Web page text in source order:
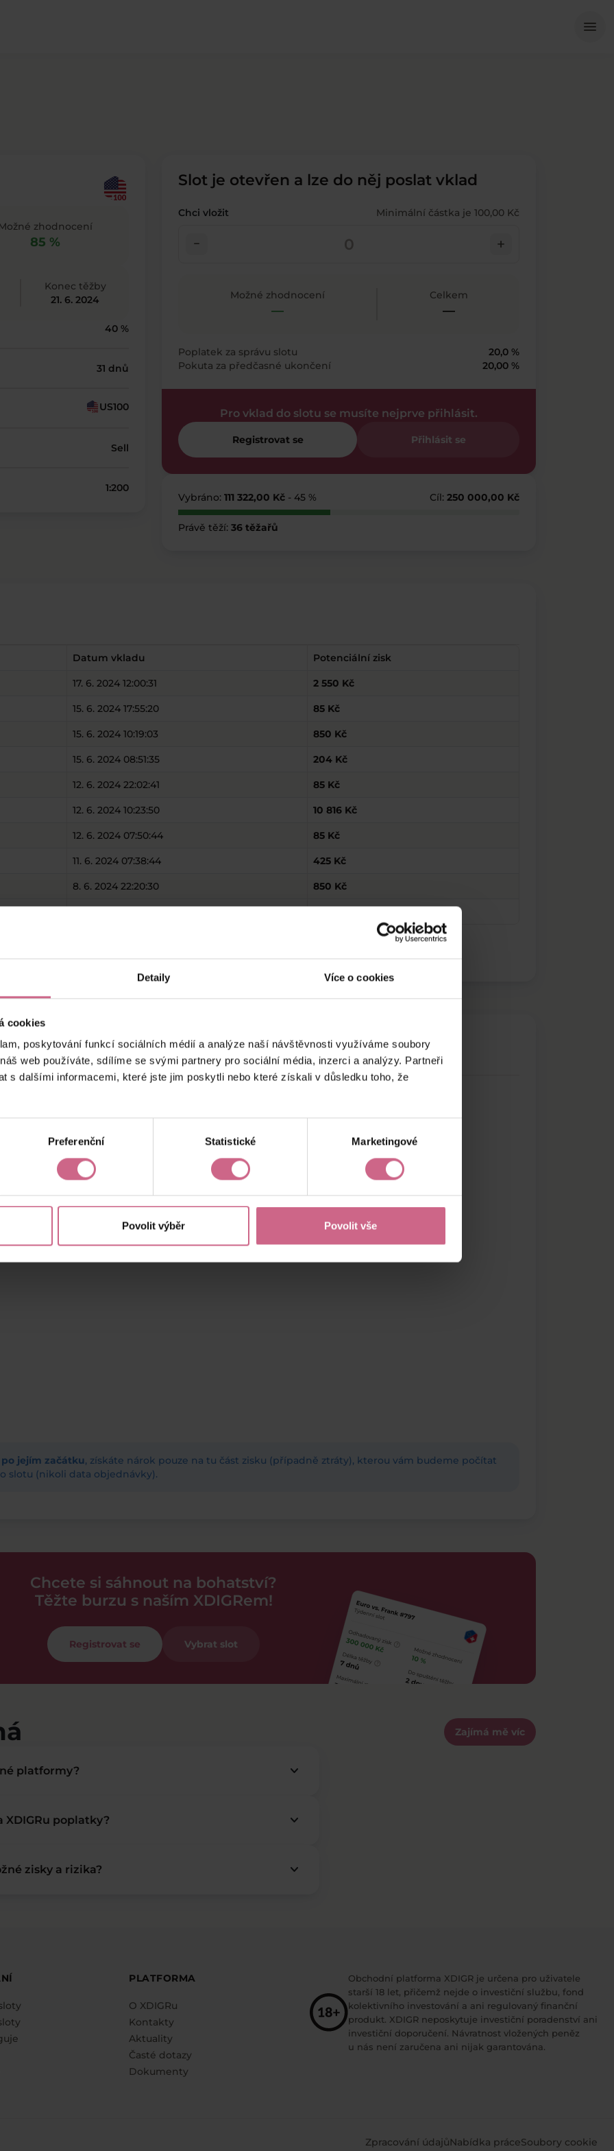
Detaily Více o cookies
cookies
poskytování funkcí sociálních médií a analýze naší návštěvnosti využíváme soubory
web používáte, sdílíme se svými partnery pro sociální média, inzerci a analýzy. Partneři
s dalšími informacemi, které jste jim poskytli nebo které získali v důsledku toho, že
Preferenční Statistické Marketingové
Povolit výběr Povolit vše
menu
Možné zhodnocení
85 %
Konec těžby
21. 6. 2024
40 %
31 dnů
US100
Sell
1:200
Slot je otevřen a lze do něj poslat vklad
Chci vložit Minimální částka je 100,00 Kč
check_indeterminate_small add
Možné zhodnocení
—
Celkem
—
Poplatek za správu slotu
20,0 %
Pokuta za předčasné ukončení
20,00 %
Pro vklad do slotu se musíte nejprve přihlásit.
Registrovat se Přihlásit se
Vybráno: 111 322,00 Kč - 45 % Cíl: 250 000,00 Kč
Právě těží: 36 těžařů
Datum vkladu Potenciální zisk
17. 6. 2024 12:00:31 2 550 Kč
15. 6. 2024 17:55:20 85 Kč
15. 6. 2024 10:19:03 850 Kč
15. 6. 2024 08:51:35 204 Kč
12. 6. 2024 22:02:41 85 Kč
12. 6. 2024 10:23:50 10 816 Kč
12. 6. 2024 07:50:44 85 Kč
11. 6. 2024 07:38:44 425 Kč
8. 6. 2024 22:20:30 850 Kč
jejím začátku, získáte nárok pouze na tu část zisku (případně ztráty), kterou vám budeme počítat
slotu (nikoli data objednávky).
Chcete si sáhnout na bohatství?
Těžte burzu s naším XDIGRem!
Registrovat se Vybrat slot
Zajímá mě víc
platformy? keyboard_arrow_down
XDIGRu poplatky? keyboard_arrow_down
zisky a rizika? keyboard_arrow_down
PLATFORMA
O XDIGRu
Kontakty
Aktuality
Časté dotazy
Dokumenty
Obchodní platforma XDIGR je určena pro uživatele
starší 18 let, přičemž nejde o investiční službu, fond
kolektivního investování a ani regulovaný finanční
produkt. XDIGR neposkytuje investiční poradenství ani
investiční doporučení. Návratnost vložených peněz
u nás není zaručena ani nijak garantována.
Zpracování údajůNabídka práceSoubory cookie